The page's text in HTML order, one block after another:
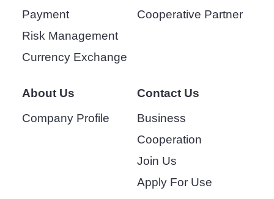
Payment
Risk Management
Currency Exchange
Cooperative Partner
About Us
Company Profile
Contact Us
Business
Cooperation
Join Us
Apply For Use